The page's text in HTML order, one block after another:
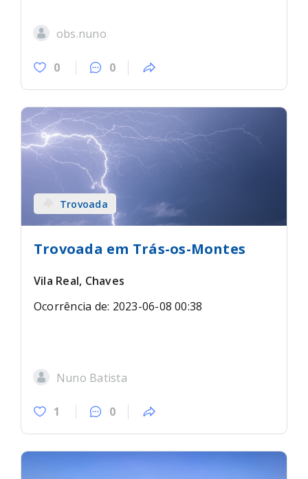
obs.nuno
0 0
Trovoada
Trovoada em Trás-os-Montes
Vila Real, Chaves
Ocorrência de: 2023-06-08 00:38
Nuno Batista
1 0